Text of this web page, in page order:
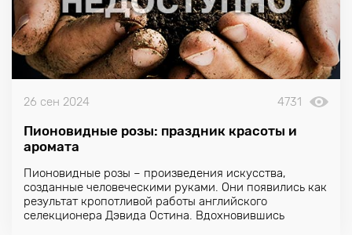
26 сен 2024 4731
Пионовидные розы: праздник красоты и
аромата
Пионовидные розы – произведения искусства,
созданные человеческими руками. Они появились как
результат кропотливой работы английского
селекционера Дэвида Остина. Вдохновившись